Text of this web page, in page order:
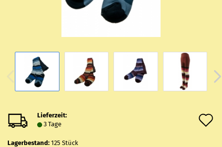
Lieferzeit:
3 Tage
Lagerbestand: 125 Stück